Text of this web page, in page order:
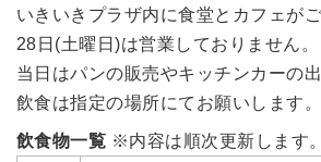
いきいきプラザ内に食堂とカフェが
28日(土曜日)は営業しておりません。
当日はパンの販売やキッチンカーの
飲食は指定の場所にてお願いします。
飲食物一覧 ※内容は順次更新します。